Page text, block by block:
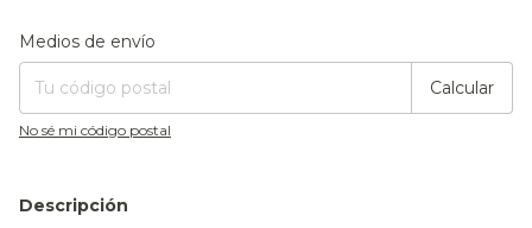
Entregas para el CP:
Medios de envío
Calcular
No sé mi código postal
Descripción